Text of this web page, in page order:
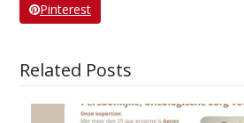
Pinterest
Related Posts